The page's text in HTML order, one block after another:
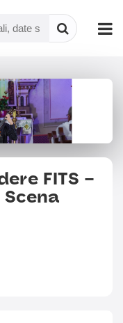
FITS –
Scena